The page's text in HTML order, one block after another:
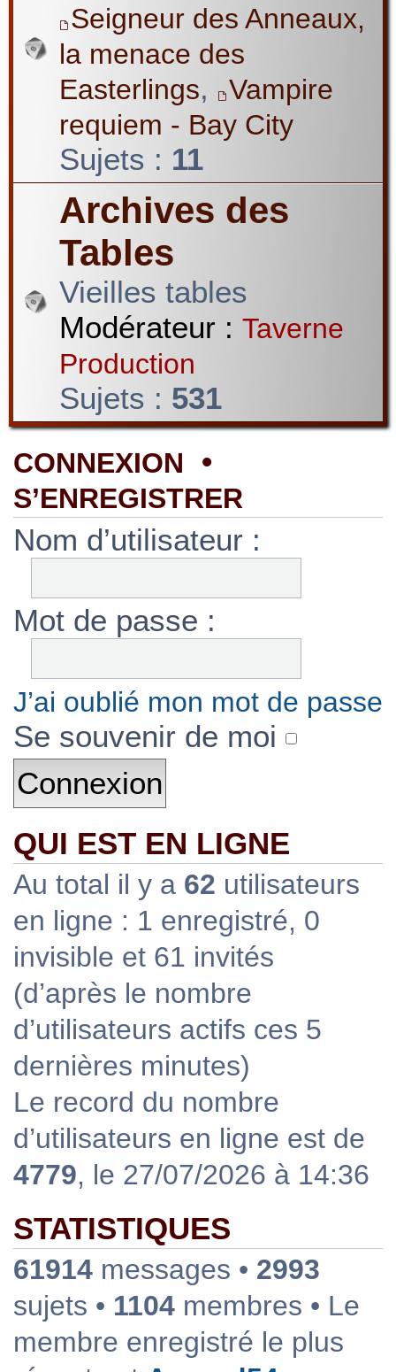
Seigneur des Anneaux,
la menace des
Easterlings,
Vampire
requiem - Bay City
Sujets : 11
Archives des
Tables
Vieilles tables
Modérateur : Taverne
Production
Sujets : 531
CONNEXION •
S’ENREGISTRER
Nom d’utilisateur :
Mot de passe :
J’ai oublié mon mot de passe
Se souvenir de moi
QUI EST EN LIGNE
Au total il y a 62 utilisateurs
en ligne : 1 enregistré, 0
invisible et 61 invités
(d’après le nombre
d’utilisateurs actifs ces 5
dernières minutes)
Le record du nombre
d’utilisateurs en ligne est de
4779, le 27/07/2026 à 14:36
STATISTIQUES
61914 messages • 2993
sujets • 1104 membres • Le
membre enregistré le plus